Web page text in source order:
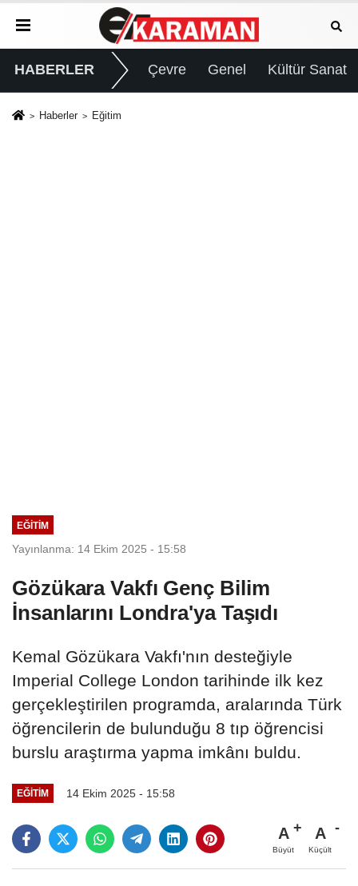
HABERLER Çevre Genel Kültür Sanat
Haberler Eğitim
EĞITIM
Yayınlanma: 14 Ekim 2025 - 15:58
Gözükara Vakfı Genç Bilim
İnsanlarını Londra'ya Taşıdı
Kemal Gözükara Vakfı'nın desteğiyle
Imperial College London tarihinde ilk kez
gerçekleştirilen programda, aralarında Türk
öğrencilerin de bulunduğu 8 tıp öğrencisi
burslu araştırma yapma imkânı buldu.
EĞITIM 14 Ekim 2025 - 15:58
A
Büyüt
A
Küçült